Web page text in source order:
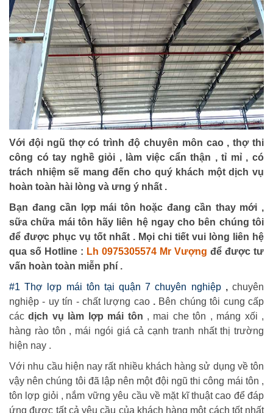
Với đội ngũ thợ có trình độ chuyên môn cao , thợ thi
công có tay nghề giỏi , làm việc cẩn thận , tỉ mỉ , có
trách nhiệm sẽ mang đến cho quý khách một dịch vụ
hoàn toàn hài lòng và ưng ý nhất .
Bạn đang cần lợp mái tôn hoặc đang cần thay mới ,
sữa chữa mái tôn hãy liên hệ ngay cho bên chúng tôi
để được phục vụ tốt nhất . Mọi chi tiết vui lòng liên hệ
qua số Hotline : Lh 0975305574 Mr Vượng để được tư
vấn hoàn toàn miễn phí .
#1 Thợ lợp mái tôn tại quận 7 chuyên nghiệp,chuyên
nghiệp - uy tín - chất lượng cao . Bên chúng tôi cung cấp
cácdịch vụ làm lợp mái tôn , mai che tôn , máng xối ,
hàng rào tôn , mái ngói giá cả cạnh tranh nhất thị trường
hiện nay .
Với nhu cầu hiện nay rất nhiều khách hàng sử dụng về tôn
vậy nên chúng tôi đã lập nên một đội ngũ thi công mái tôn ,
tôn lợp giỏi , nắm vững yêu cầu về mặt kĩ thuật cao để đáp
ứng được tất cả yêu cầu của khách hàng một cách tốt nhất